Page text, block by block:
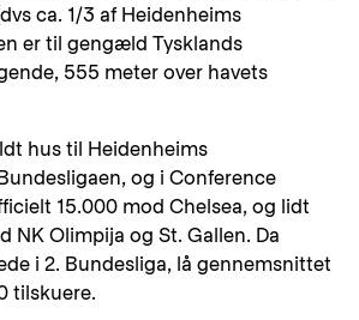
ca. 1/3 af Heidenheims
er til gengæld Tysklands
555 meter over havets
hus til Heidenheims
og i Conference
15.000 mod Chelsea, og lidt
NK Olimpija og St. Gallen. Da
i 2. Bundesliga, lå gennemsnittet
tilskuere.